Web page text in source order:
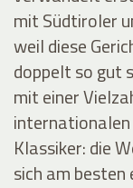
mit Südtiroler
weil diese
doppelt so gut
mit einer
Klassiker: die
sich am besten